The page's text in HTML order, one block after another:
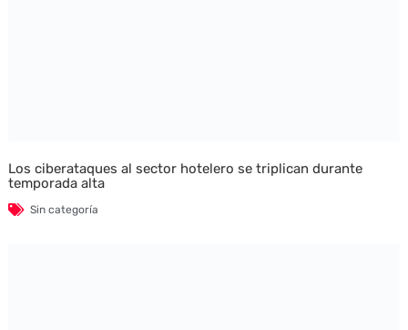
Los ciberataques al sector hotelero se triplican durante
temporada alta
Sin categoría